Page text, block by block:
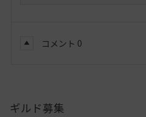
コメント 0
ギルド募集